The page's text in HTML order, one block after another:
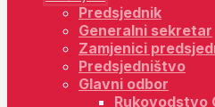
Predsjednik
Generalni sekretar
Zamjenici
Predsjedništvo
Glavni odbor
Rukovodstvo